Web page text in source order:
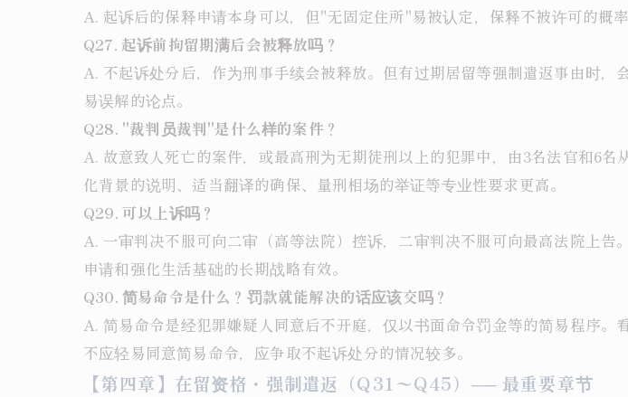
A. 起诉后的保释申请本身可以，但"无固定住所"易被认定，保释不被许可的概
Q27. 起诉前拘留期满后会被释放吗？
A. 不起诉处分后，作为刑事手续会被释放。但有过期居留等强制遣返事由时
易误解的论点。
Q28. "裁判员裁判"是什么样的案件？
A. 故意致人死亡的案件，或最高刑为无期徒刑以上的犯罪中，由3名法官和6
化背景的说明、适当翻译的确保、量刑相场的举证等专业性要求更高。
Q29. 可以上诉吗？
A. 一审判决不服可向二审（高等法院）控诉，二审判决不服可向最高法院上
申请和强化生活基础的长期战略有效。
Q30. 简易命令是什么？罚款就能解决的话应该交吗？
A. 简易命令是经犯罪嫌疑人同意后不开庭，仅以书面命令罚金等的简易程序
不应轻易同意简易命令，应争取不起诉处分的情况较多。
【第四章】在留资格・强制遣返（Q31〜Q45）── 最重要章节